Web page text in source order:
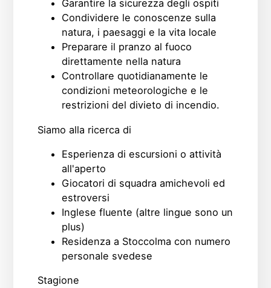
Garantire la sicurezza degli ospiti
Condividere le conoscenze sulla
natura, i paesaggi e la vita locale
Preparare il pranzo al fuoco
direttamente nella natura
Controllare quotidianamente le
condizioni meteorologiche e le
restrizioni del divieto di incendio.
Siamo alla ricerca di
Esperienza di escursioni o attività
all'aperto
Giocatori di squadra amichevoli ed
estroversi
Inglese fluente (altre lingue sono un
plus)
Residenza a Stoccolma con numero
personale svedese
Stagione